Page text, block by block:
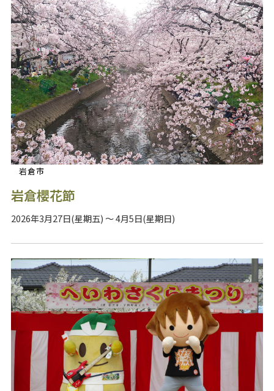
岩倉市
岩倉櫻花節
2026年3月27日(星期五) ～ 4月5日(星期日)